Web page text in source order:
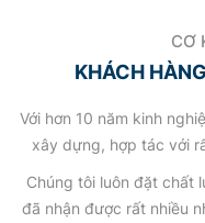
CƠ
KHÁCH
Với hơn 10 năm kinh
xây dựng, hợp tác với
Chúng tôi luôn đặt chất
đã nhận được rất nhiều